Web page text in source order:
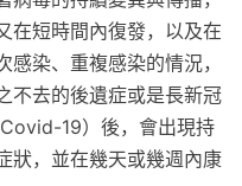
在短時間內復發，以及在
染、重複感染的情況，
不去的後遺症或是長新冠
19）後，會出現持
狀，並在幾天或幾週內康